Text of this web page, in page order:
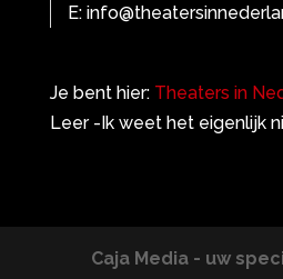
E:
Je bent hier: Theaters in
Leer -Ik weet het eigenlijk
Caja Media - uw